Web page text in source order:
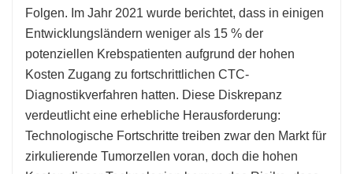
Folgen. Im Jahr 2021 wurde berichtet, dass in einigen
Entwicklungsländern weniger als 15 % der
potenziellen Krebspatienten aufgrund der hohen
Kosten Zugang zu fortschrittlichen CTC-
Diagnostikverfahren hatten. Diese Diskrepanz
verdeutlicht eine erhebliche Herausforderung:
Technologische Fortschritte treiben zwar den Markt für
zirkulierende Tumorzellen voran, doch die hohen